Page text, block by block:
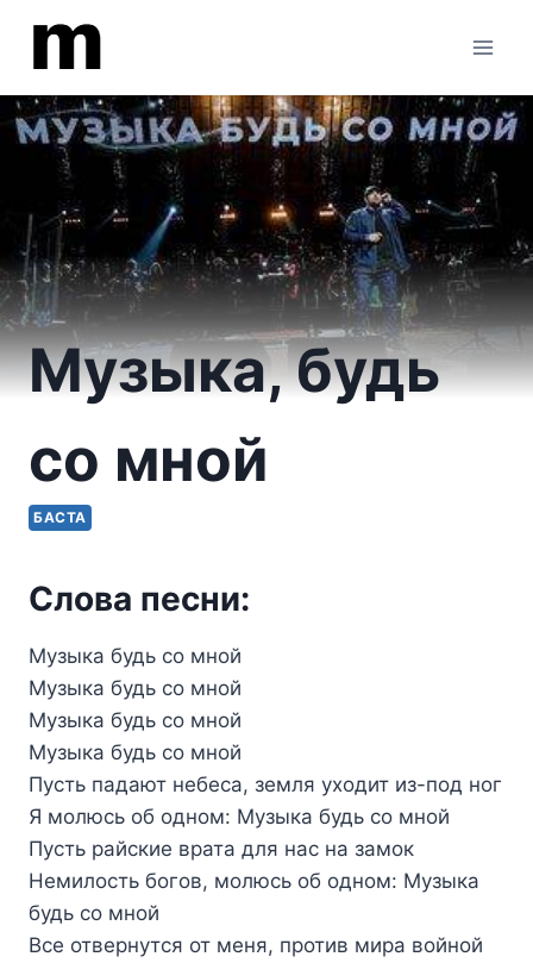
Музыка, будь
со мной
БАСТА
Слова песни:
Музыка будь со мной
Музыка будь со мной
Музыка будь со мной
Музыка будь со мной
Пусть падают небеса, земля уходит из-под ног
Я молюсь об одном: Музыка будь со мной
Пусть райские врата для нас на замок
Немилость богов, молюсь об одном: Музыка
будь со мной
Все отвернутся от меня, против мира войной